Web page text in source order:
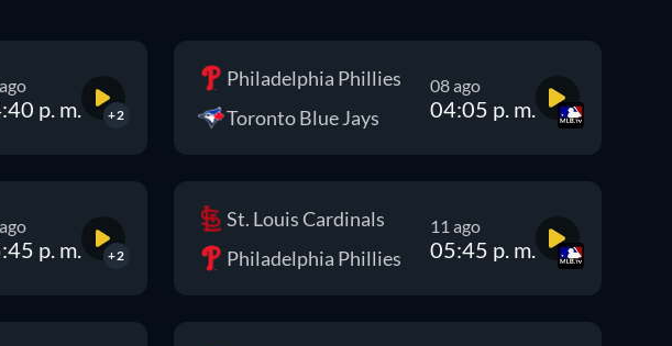
p. m. +2
Philadelphia Phillies
Toronto Blue Jays
08 ago
04:05 p. m.
p. m. +2
St. Louis Cardinals
Philadelphia Phillies
11 ago
05:45 p. m.